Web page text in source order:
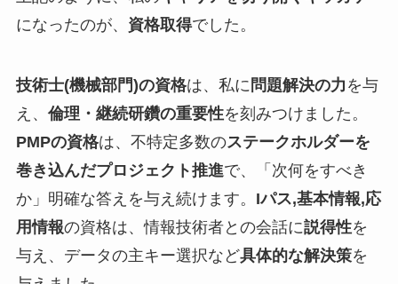
になったのが、 資格取得でした。
技術士(機械部門)の資格は、私に 問題解決の力 を与
え、 倫理・継続研鑽の重要性を刻みつけました。
PMPの資格は、不特定多数のステークホルダーを
巻き込んだプロジェクト推進で、「次何をすべき
か」明確な答えを与え続けます。 Iパス,基本情報,応
用情報の資格は、情報技術者との会話に説得性を
与え、データの主キー選択など具体的な解決策を